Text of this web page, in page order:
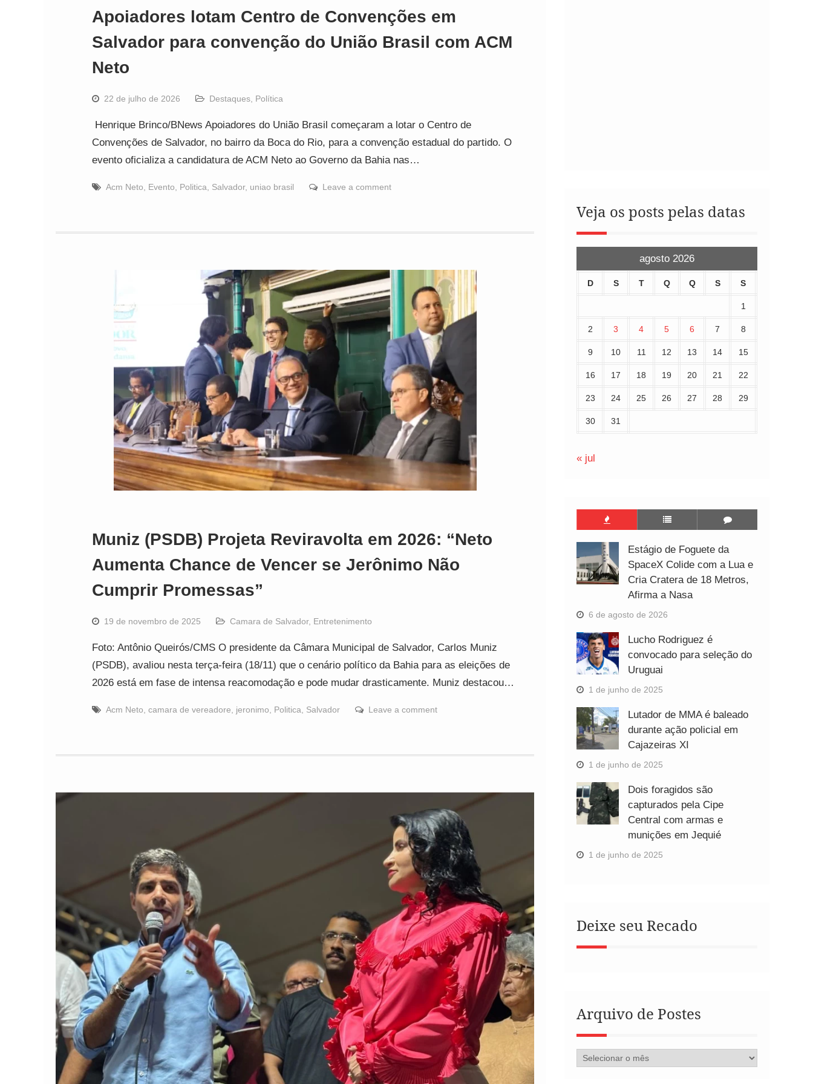
Apoiadores lotam Centro de Convenções em
Salvador para convenção do União Brasil com ACM
Neto
22 de julho de 2026 Destaques Política
Henrique Brinco/BNews Apoiadores do União Brasil começaram a lotar o Centro de
Convenções de Salvador, no bairro da Boca do Rio, para a convenção estadual do partido. O
evento oficializa a candidatura de ACM Neto ao Governo da Bahia nas…
Acm Neto Evento Politica Salvador, uniao brasil Leave a comment
Muniz (PSDB) Projeta Reviravolta em 2026: “Neto
Aumenta Chance de Vencer se Jerônimo Não
Cumprir Promessas”
19 de novembro de 2025 Camara de Salvador, Entretenimento
Foto: Antônio Queirós/CMS O presidente da Câmara Municipal de Salvador, Carlos Muniz
(PSDB), avaliou nesta terça-feira (18/11) que o cenário político da Bahia para as eleições de
2026 está em fase de intensa reacomodação e pode mudar drasticamente. Muniz destacou…
Acm Neto camara de vereadore jeronimo Politica Salvador Leave a comment
Veja os posts pelas datas
agosto 2026
D S T Q Q S S
1
2 3 4 5 6 7 8
9 10 11 12 13 14 15
16 17 18 19 20 21 22
23 24 25 26 27 28 29
30 31
« jul
Estágio de Foguete da
SpaceX Colide com a Lua e
Cria Cratera de 18 Metros,
Afirma a Nasa
6 de agosto de 2026
Lucho Rodriguez é
convocado para seleção do
Uruguai
1 de junho de 2025
Lutador de MMA é baleado
durante ação policial em
Cajazeiras XI
1 de junho de 2025
Dois foragidos são
capturados pela Cipe
Central com armas e
munições em Jequié
1 de junho de 2025
Deixe seu Recado
Arquivo de Postes
Arquivo